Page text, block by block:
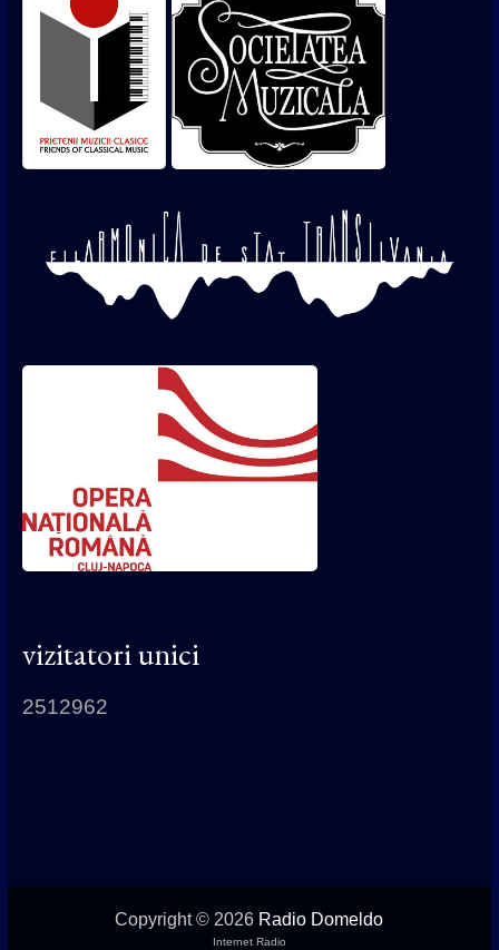
vizitatori unici
2512962
Copyright © 2026 Radio Domeldo
Internet Radio